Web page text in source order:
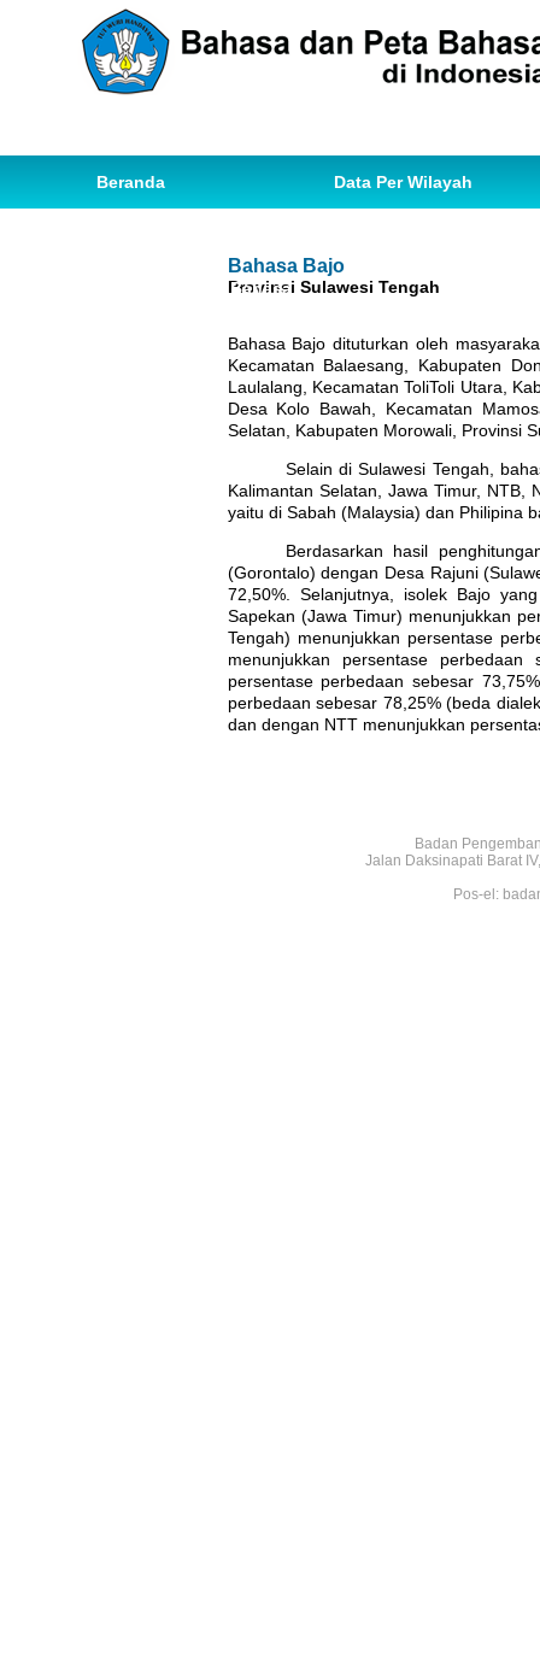
Beranda Data Per Wilayah
Ihwal Pemetaan Bahasa
Bahasa Bajo
Provinsi Sulawesi Tengah
Bahasa Bajo dituturkan oleh
Kecamatan Balaesang, Kabupaten
Laulalang, Kecamatan ToliToli Utara,
Desa Kolo Bawah, Kecamatan
Selatan, Kabupaten Morowali, Provinsi
Selain di Sulawesi Tengah,
Kalimantan Selatan, Jawa Timur,
yaitu di Sabah (Malaysia) dan Philipina
Berdasarkan hasil
(Gorontalo) dengan Desa Rajuni
72,50%. Selanjutnya, isolek Bajo
Sapekan (Jawa Timur) menunjukkan
Tengah) menunjukkan persentase
menunjukkan persentase
persentase perbedaan sebesar
perbedaan sebesar 78,25% (beda
dan dengan NTT menunjukkan
Badan
Jalan Daksinapati Barat
Pos-el: